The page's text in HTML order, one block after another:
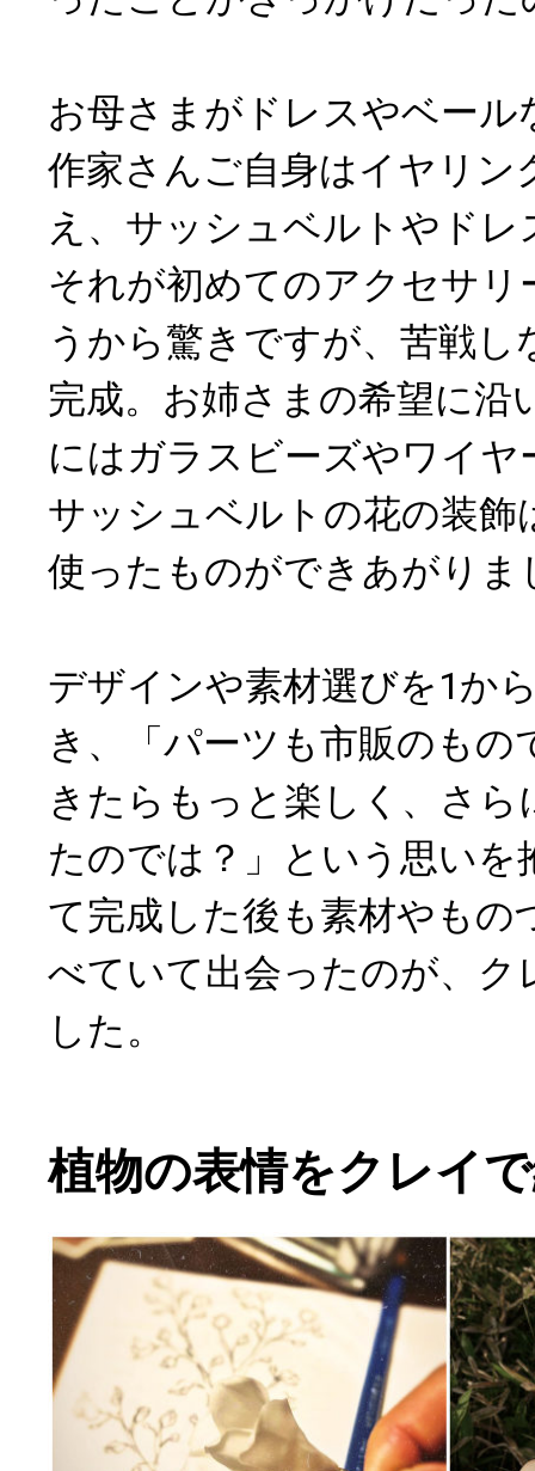
お母さまがドレスやベール
作家さんご自身はイヤリン
え、サッシュベルトやドレ
それが初めてのアクセサ
うから驚きですが、苦戦
完成。お姉さまの希望に沿
にはガラスビーズやワイヤ
サッシュベルトの花の装飾
使ったものができあがりま
デザインや素材選びを1か
き、「パーツも市販のもの
きたらもっと楽しく、さ
たのでは？」という思いを
て完成した後も素材やもの
べていて出会ったのが、ク
した。
植物の表情をクレイ